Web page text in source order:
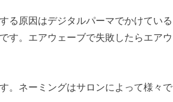
る原因はデジタルパーマでかけている
す。エアウェーブで失敗したらエアウ
。ネーミングはサロンによって様々で